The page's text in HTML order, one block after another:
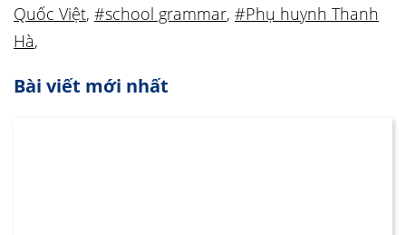
Quốc Việt, #school grammar, #Phụ huynh Thanh
Hà,
Bài viết mới nhất